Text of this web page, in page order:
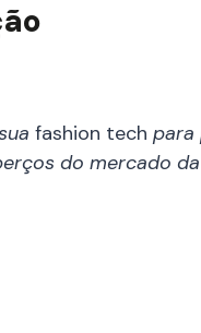
fashion tech para
do mercado